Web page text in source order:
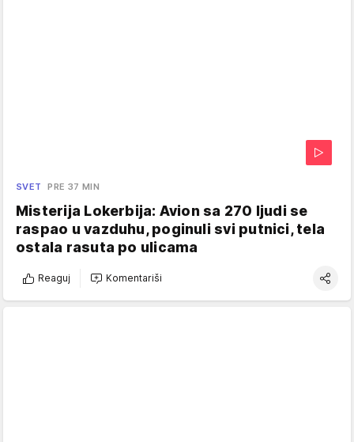
SVET PRE 37 MIN
Misterija Lokerbija: Avion sa 270 ljudi se
raspao u vazduhu, poginuli svi putnici, tela
ostala rasuta po ulicama
Reaguj Komentariši